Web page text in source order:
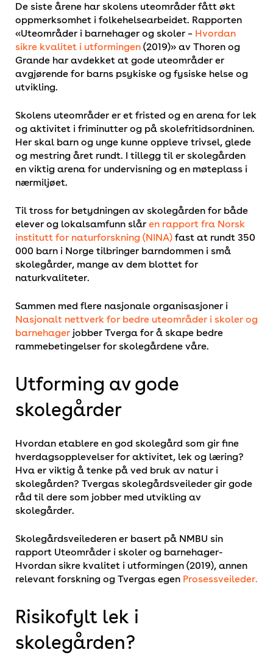
De siste årene har skolens uteområder fått økt
oppmerksomhet i folkehelsearbeidet. Rapporten
«Uteområder i barnehager og skoler – Hvordan
sikre kvalitet i utformingen (2019)» av Thoren og
Grande har avdekket at gode uteområder er
avgjørende for barns psykiske og fysiske helse og
utvikling.
Skolens uteområder er et fristed og en arena for lek
og aktivitet i friminutter og på skolefritidsordninen.
Her skal barn og unge kunne oppleve trivsel, glede
og mestring året rundt. I tillegg til er skolegården
en viktig arena for undervisning og en møteplass i
nærmiljøet.
Til tross for betydningen av skolegården for både
elever og lokalsamfunn slår en rapport fra Norsk
institutt for naturforskning (NINA) fast at rundt 350
000 barn i Norge tilbringer barndommen i små
skolegårder, mange av dem blottet for
naturkvaliteter.
Sammen med flere nasjonale organisasjoner i
Nasjonalt nettverk for bedre uteområder i skoler og
barnehager jobber Tverga for å skape bedre
rammebetingelser for skolegårdene våre.
Utforming av gode
skolegårder
Hvordan etablere en god skolegård som gir fine
hverdagsopplevelser for aktivitet, lek og læring?
Hva er viktig å tenke på ved bruk av natur i
skolegården? Tvergas skolegårdsveileder gir gode
råd til dere som jobber med utvikling av
skolegårder.
Skolegårdsveilederen er basert på NMBU sin
rapport Uteområder i skoler og barnehager-
Hvordan sikre kvalitet i utformingen (2019), annen
relevant forskning og Tvergas egen Prosessveileder.
Risikofylt lek i
skolegården?